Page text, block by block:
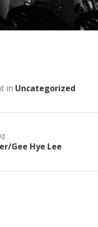
in Uncategorized
Gee Hye Lee